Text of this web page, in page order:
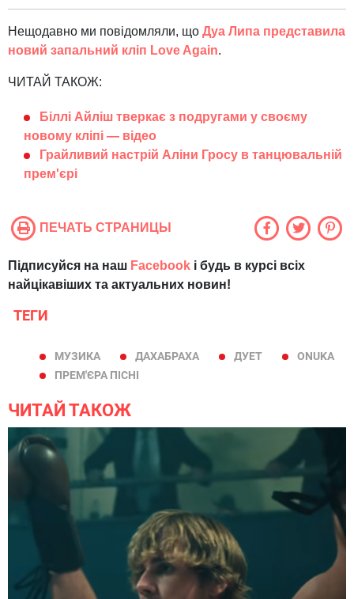
Нещодавно ми повідомляли, що Дуа Липа представила
новий запальний кліп Love Again.
ЧИТАЙ ТАКОЖ:
Біллі Айліш тверкає з подругами у своєму
новому кліпі — відео
Грайливий настрій Аліни Гросу в танцювальній
прем'єрі
ПЕЧАТЬ СТРАНИЦЫ
Підписуйся на наш Facebook і будь в курсі всіх
найцікавіших та актуальних новин!
ТЕГИ
МУЗИКА ДАХАБРАХА ДУЕТ
ONUKA
ПРЕМ'ЄРА ПІСНІ
ЧИТАЙ ТАКОЖ